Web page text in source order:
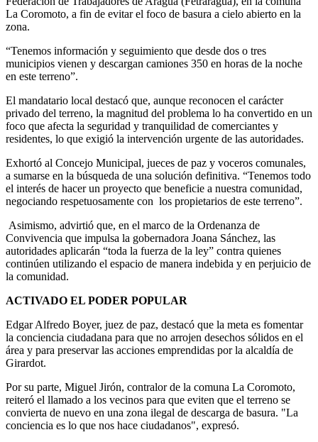
La Coromoto, a fin de evitar el foco de basura a cielo abierto en la
zona.
“Tenemos información y seguimiento que desde dos o tres
municipios vienen y descargan camiones 350 en horas de la noche
en este terreno”.
El mandatario local destacó que, aunque reconocen el carácter
privado del terreno, la magnitud del problema lo ha convertido en un
foco que afecta la seguridad y tranquilidad de comerciantes y
residentes, lo que exigió la intervención urgente de las autoridades.
Exhortó al Concejo Municipal, jueces de paz y voceros comunales,
a sumarse en la búsqueda de una solución definitiva. “Tenemos todo
el interés de hacer un proyecto que beneficie a nuestra comunidad,
negociando respetuosamente con los propietarios de este terreno”.
Asimismo, advirtió que, en el marco de la Ordenanza de
Convivencia que impulsa la gobernadora Joana Sánchez, las
autoridades aplicarán “toda la fuerza de la ley” contra quienes
continúen utilizando el espacio de manera indebida y en perjuicio de
la comunidad.
ACTIVADO EL PODER POPULAR
Edgar Alfredo Boyer, juez de paz, destacó que la meta es fomentar
la conciencia ciudadana para que no arrojen desechos sólidos en el
área y para preservar las acciones emprendidas por la alcaldía de
Girardot.
Por su parte, Miguel Jirón, contralor de la comuna La Coromoto,
reiteró el llamado a los vecinos para que eviten que el terreno se
convierta de nuevo en una zona ilegal de descarga de basura. "La
conciencia es lo que nos hace ciudadanos", expresó.